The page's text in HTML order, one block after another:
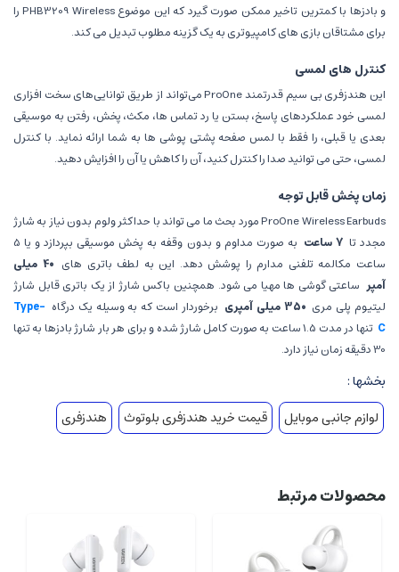
و بادزها با کمترین تاخیر ممکن صورت گیرد که این موضوع PHB3209 Wireless را
برای مشتاقان بازی های کامپیوتری به یک گزینه مطلوب تبدیل می کند.
کنترل های لمسی
این هندزفری بی سیم قدرتمند ProOne می‌تواند از طریق توانایی‌های سخت افزاری
لمسی خود عملکردهای پاسخ، بستن یا رد تماس ها، مکث، پخش، رفتن به موسیقی
بعدی یا قبلی، را فقط با لمس صفحه پشتی پوشی ها به شما ارائه نماید. با کنترل
لمسی، حتی می توانید صدا را کنترل کنید، آن را کاهش یا آن را افزایش دهید.
زمان پخش قابل توجه
ProOne Wireless Earbuds مورد بحث ما می تواند با حداکثر ولوم بدون نیاز به شارژ
مجدد تا 7 ساعت
به صورت مداوم و بدون وقفه به پخش موسیقی بپردازد و یا 5
ساعت مکالمه تلفنی مدارم را پوشش دهد. این به لطف باتری های
40 میلی
آمپر ساعتی گوشی ها مهیا می شود. همچنین باکس شارژ از یک باتری قابل شارژ
لیتیوم پلی مری 350 میلی آمپری برخوردار است که به وسیله یک درگاه Type-
C
تنها در مدت 1.5 ساعت به صورت کامل شارژ شده و برای هر بار شارژ بادزها به تنها
30 دقیقه زمان نیاز دارد.
بخشها :
لوازم جانبی موبایل
قیمت خرید هندزفری بلوتوث هندزفری
محصولات مرتبط